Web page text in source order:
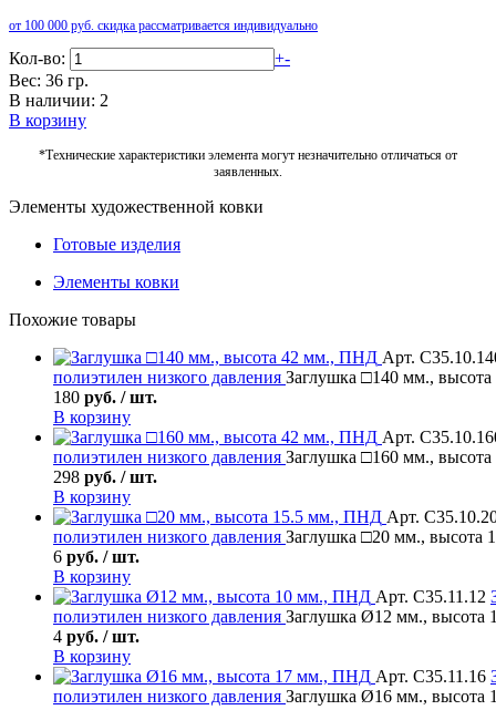
от 100 000 руб. скидка рассматривается индивидуально
Кол-во: +-
Вес: 36 гр.
В наличии: 2
В корзину
*Технические характеристики элемента могут незначительно отличаться от
заявленных.
Элементы художественной ковки
Готовые изделия
Элементы ковки
Похожие товары
Арт.
полиэтилен низкого давления Заглушка □140 мм.,
180 руб. / шт.
В корзину
Арт.
полиэтилен низкого давления Заглушка □160 мм.,
298 руб. / шт.
В корзину
Арт.
полиэтилен низкого давления Заглушка □20 мм.,
6 руб. / шт.
В корзину
Арт. С35.11.12
полиэтилен низкого давления Заглушка Ø12 мм.,
4 руб. / шт.
В корзину
Арт. С35.11.16
полиэтилен низкого давления Заглушка Ø16 мм.,